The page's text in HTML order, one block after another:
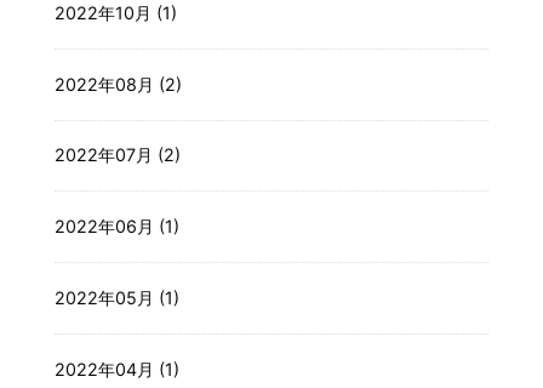
2022年10月 (1)
2022年08月 (2)
2022年07月 (2)
2022年06月 (1)
2022年05月 (1)
2022年04月 (1)